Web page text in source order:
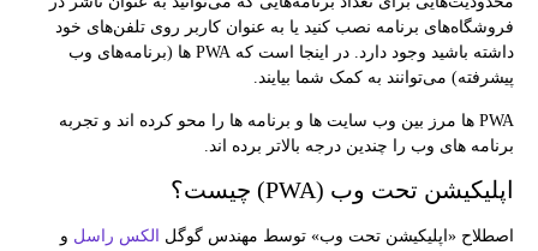
فروشگاه‌های برنامه نصب کنید یا به عنوان کاربر روی تلفن‌های خود
داشته باشید وجود دارد. در اینجا است که PWA‌ ها (برنامه‌های وب
پیشرفته) می‌توانند به کمک شما بیایند.
PWA ها مرز بین وب سایت ها و برنامه ها را محو کرده اند و تجربه
برنامه های وب را چندین درجه بالاتر برده اند.
اپلیکیشن تحت وب (PWA) چیست؟
اصطلاح «اپلیکیشن تحت وب» توسط مهندس گوگل الکس راسل و